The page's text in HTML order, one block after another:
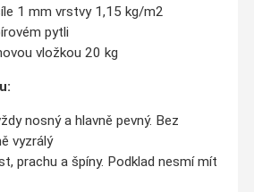
1 mm vrstvy 1,15 kg/m2
pytli
vložkou 20 kg
nosný a hlavně pevný. Bez
vyzrálý
prachu a špíny. Podklad nesmí mít